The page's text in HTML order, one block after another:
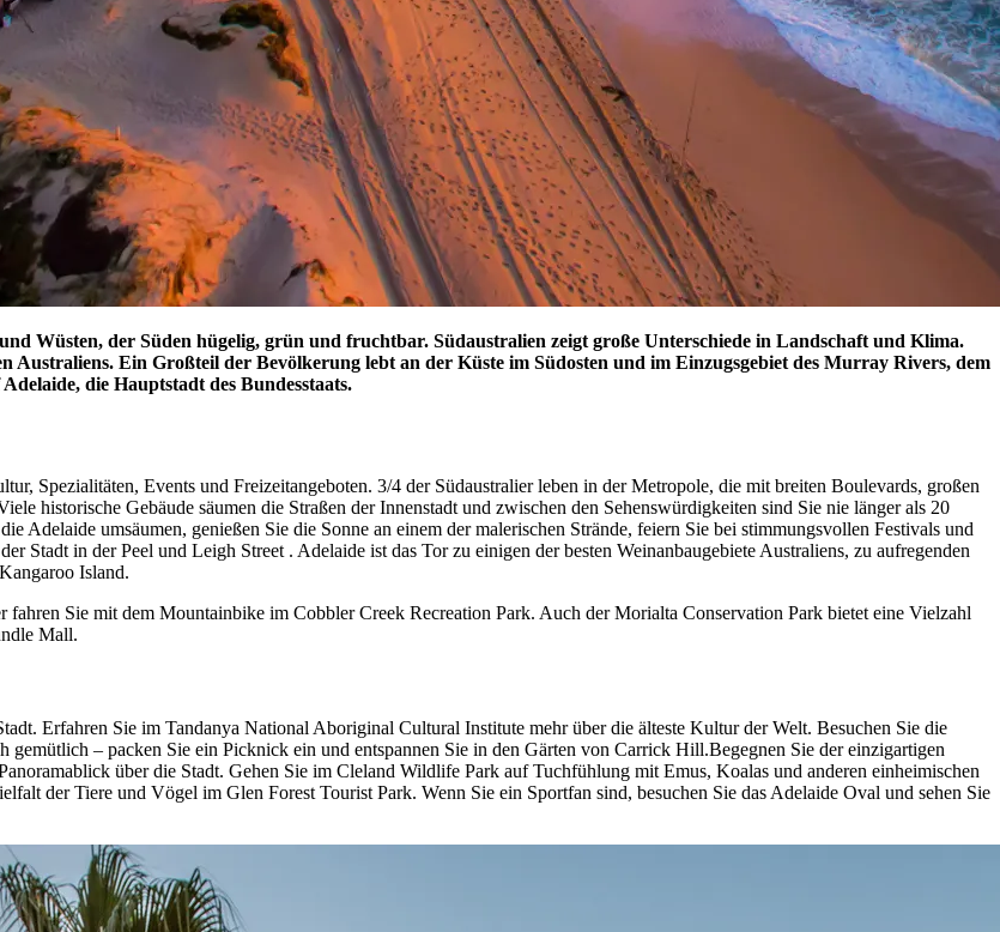
Wüsten, der Süden hügelig, grün und fruchtbar. Südaustralien zeigt große Unterschiede in Landschaft und Klima.
Australiens. Ein Großteil der Bevölkerung lebt an der Küste im Südosten und im Einzugsgebiet des Murray Rivers, dem
die Hauptstadt des Bundesstaats.
Spezialitäten, Events und Freizeitangeboten. 3/4 der Südaustralier leben in der Metropole, die mit breiten Boulevards, großen
historische Gebäude säumen die Straßen der Innenstadt und zwischen den Sehenswürdigkeiten sind Sie nie länger als 20
Adelaide umsäumen, genießen Sie die Sonne an einem der malerischen Strände, feiern Sie bei stimmungsvollen Festivals und
Stadt in der Peel und Leigh Street . Adelaide ist das Tor zu einigen der besten Weinanbaugebiete Australiens, zu aufregenden
Island.
Sie mit dem Mountainbike im Cobbler Creek Recreation Park. Auch der Morialta Conservation Park bietet eine Vielzahl
Mall.
Erfahren Sie im Tandanya National Aboriginal Cultural Institute mehr über die älteste Kultur der Welt. Besuchen Sie die
– packen Sie ein Picknick ein und entspannen Sie in den Gärten von Carrick Hill.Begegnen Sie der einzigartigen
über die Stadt. Gehen Sie im Cleland Wildlife Park auf Tuchfühlung mit Emus, Koalas und anderen einheimischen
der Tiere und Vögel im Glen Forest Tourist Park. Wenn Sie ein Sportfan sind, besuchen Sie das Adelaide Oval und sehen Sie